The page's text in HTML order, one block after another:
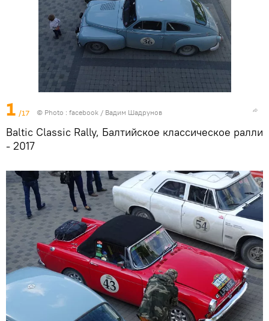
1 /17 © Photo : facebook / Вадим Шадрунов
Baltic Classic Rally, Балтийское классическое ралли
- 2017